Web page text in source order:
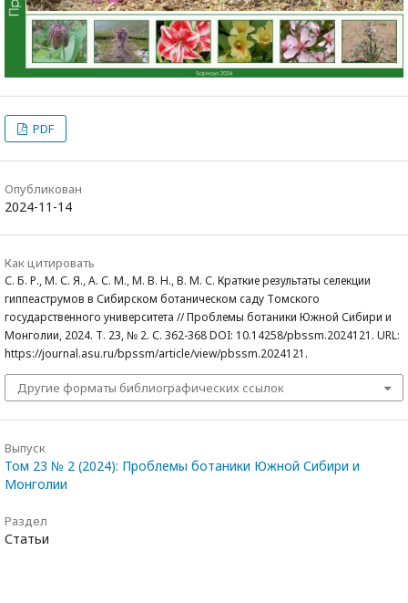
PDF
Опубликован
2024-11-14
Как цитировать
С. Б. Р., М. С. Я., А. С. М., М. В. Н., В. М. С. Краткие результаты селекции
гиппеаструмов в Сибирском ботаническом саду Томского
государственного университета // Проблемы ботаники Южной Сибири и
Монголии, 2024. Т. 23, № 2. С. 362-368 DOI: 10.14258/pbssm.2024121. URL:
https://journal.asu.ru/bpssm/article/view/pbssm.2024121.
Другие форматы библиографических ссылок
Выпуск
Том 23 № 2 (2024): Проблемы ботаники Южной Сибири и
Монголии
Раздел
Статьи